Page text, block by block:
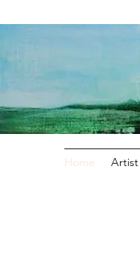
Home Artist